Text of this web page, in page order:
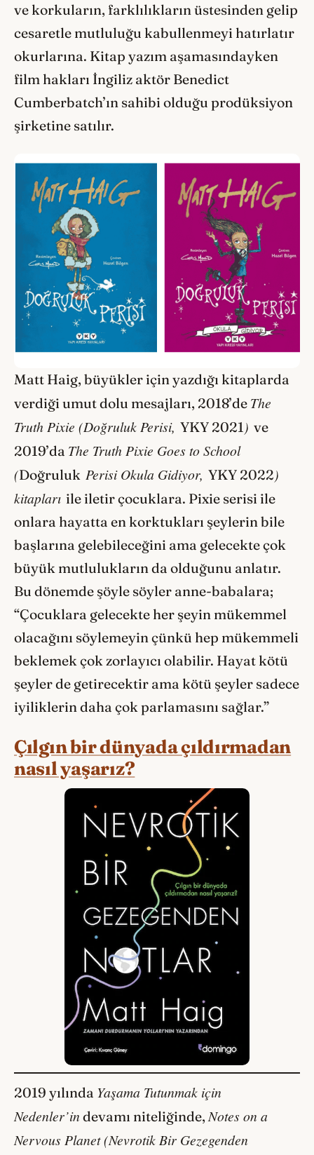
ve korkuların, farklılıkların üstesinden gelip
cesaretle mutluluğu kabullenmeyi hatırlatır
okurlarına. Kitap yazım aşamasındayken
film hakları İngiliz aktör Benedict
Cumberbatch’ın sahibi olduğu prodüksiyon
şirketine satılır.
Matt Haig, büyükler için yazdığı kitaplarda
verdiği umut dolu mesajları, 2018’de The
Truth Pixie (Doğruluk Perisi, YKY 2021) ve
2019’da The Truth Pixie Goes to School
(Doğruluk Perisi Okula Gidiyor, YKY 2022)
kitapları ile iletir çocuklara. Pixie serisi ile
onlara hayatta en korktukları şeylerin bile
başlarına gelebileceğini ama gelecekte çok
büyük mutlulukların da olduğunu anlatır.
Bu dönemde şöyle söyler anne-babalara;
“Çocuklara gelecekte her şeyin mükemmel
olacağını söylemeyin çünkü hep mükemmeli
beklemek çok zorlayıcı olabilir. Hayat kötü
şeyler de getirecektir ama kötü şeyler sadece
iyiliklerin daha çok parlamasını sağlar.”
Çılgın bir dünyada çıldırmadan
nasıl yaşarız?
2019 yılında Yaşama Tutunmak için
Nedenler’in devamı niteliğinde, Notes on a
Nervous Planet (Nevrotik Bir Gezegenden